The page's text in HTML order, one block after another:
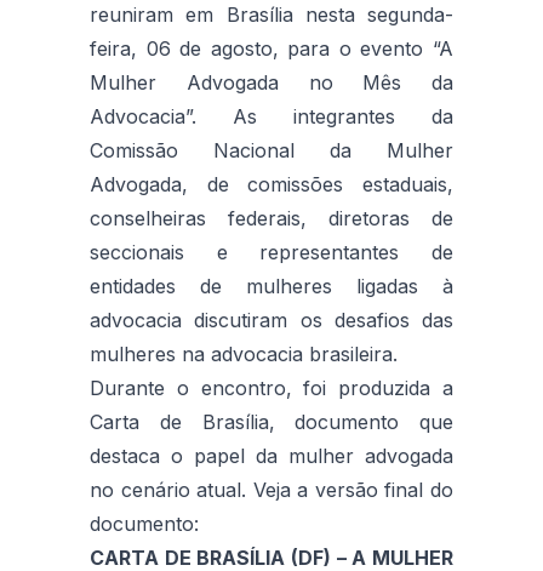
reuniram em Brasília nesta segunda-
feira, 06 de agosto, para o evento “A
Mulher Advogada no Mês da
Advocacia”. As integrantes da
Comissão Nacional da Mulher
Advogada, de comissões estaduais,
conselheiras federais, diretoras de
seccionais e representantes de
entidades de mulheres ligadas à
advocacia discutiram os desafios das
mulheres na advocacia brasileira.
Durante o encontro, foi produzida a
Carta de Brasília, documento que
destaca o papel da mulher advogada
no cenário atual. Veja a versão final do
documento:
CARTA DE BRASÍLIA (DF) – A MULHER